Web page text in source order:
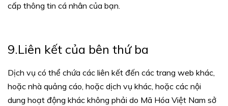
cấp thông tin cá nhân của bạn.
9.Liên kết của bên thứ ba
Dịch vụ có thể chứa các liên kết đến các trang web khác,
hoặc nhà quảng cáo, hoặc dịch vụ khác, hoặc các nội
dung hoạt động khác không phải do Mã Hóa Việt Nam sở